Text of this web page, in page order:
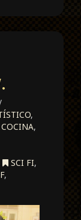
,
COCINA,
SCI FI,
,